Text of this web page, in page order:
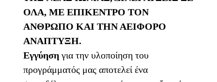
ΟΛΑ, ΜΕ ΕΠΙΚΕΝΤΡΟ ΤΟΝ
ΑΝΘΡΩΠΟ ΚΑΙ ΤΗΝ ΑΕΙΦΟΡΟ
ΑΝΑΠΤΥΞΗ.
Εγγύηση για την υλοποίηση του
προγράμματός μας αποτελεί ένα